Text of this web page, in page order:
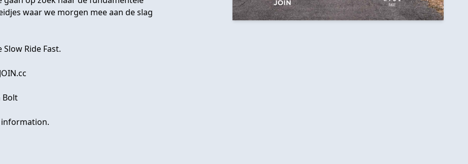
waar we morgen mee aan de slag
Slow Ride Fast.
Bolt